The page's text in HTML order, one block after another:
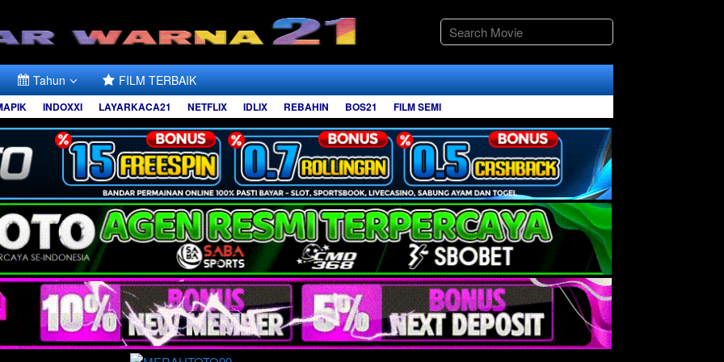
Tahun FILM TERBAIK
INDOXXI LAYARKACA21 NETFLIX IDLIX REBAHIN BOS21 FILM SEMI